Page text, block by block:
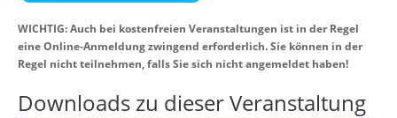
WICHTIG: Auch bei kostenfreien Veranstaltungen ist in der Regel
eine Online-Anmeldung zwingend erforderlich. Sie können in der
Regel nicht teilnehmen, falls Sie sich nicht angemeldet haben!
Downloads zu dieser Veranstaltung